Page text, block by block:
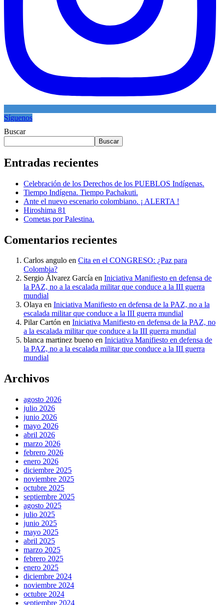
Síguenos
Buscar
Buscar
Entradas recientes
Celebración de los Derechos de los PUEBLOS Indígenas.
Tiempo Indígena. Tiempo Pachakuti.
Ante el nuevo escenario colombiano. ¡ ALERTA !
Hiroshima 81
Cometas por Palestina.
Comentarios recientes
Carlos angulo en Cita en el CONGRESO: ¿Paz para
Colombia?
Sergio Álvarez García en Iniciativa Manifiesto en defensa de
la PAZ, no a la escalada militar que conduce a la III guerra
mundial
Olaya en Iniciativa Manifiesto en defensa de la PAZ, no a la
escalada militar que conduce a la III guerra mundial
Pilar Cartón en Iniciativa Manifiesto en defensa de la PAZ, no
a la escalada militar que conduce a la III guerra mundial
blanca martinez bueno en Iniciativa Manifiesto en defensa de
la PAZ, no a la escalada militar que conduce a la III guerra
mundial
Archivos
agosto 2026
julio 2026
junio 2026
mayo 2026
abril 2026
marzo 2026
febrero 2026
enero 2026
diciembre 2025
noviembre 2025
octubre 2025
septiembre 2025
agosto 2025
julio 2025
junio 2025
mayo 2025
abril 2025
marzo 2025
febrero 2025
enero 2025
diciembre 2024
noviembre 2024
octubre 2024
septiembre 2024